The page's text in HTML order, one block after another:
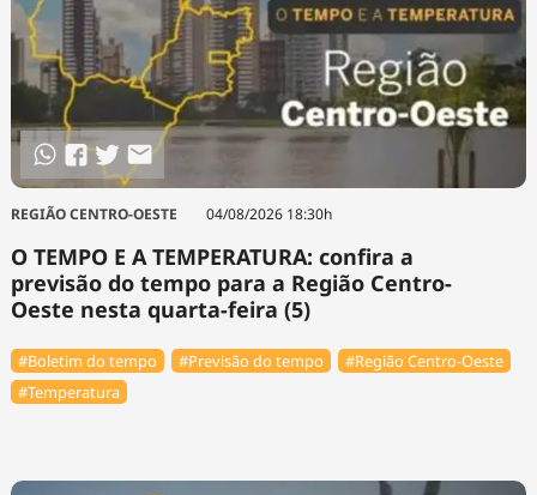
REGIÃO CENTRO-OESTE 04/08/2026 18:30h
O TEMPO E A TEMPERATURA: confira a
previsão do tempo para a Região Centro-
Oeste nesta quarta-feira (5)
#Boletim do tempo #Previsão do tempo
#Região Centro-Oeste
#Temperatura